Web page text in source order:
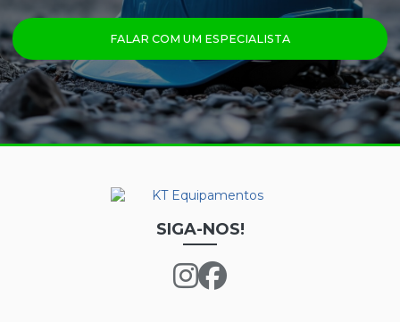
ÓCULOS
PRINCIPAIS PRODUTOS
CALÇA FRIGORÍFICA
CREME NUTRIEX GRUPO 3
GRAFATEX ARAMIDA 1511
FALAR COM UM ESPECIALISTA
SIGA-NOS!